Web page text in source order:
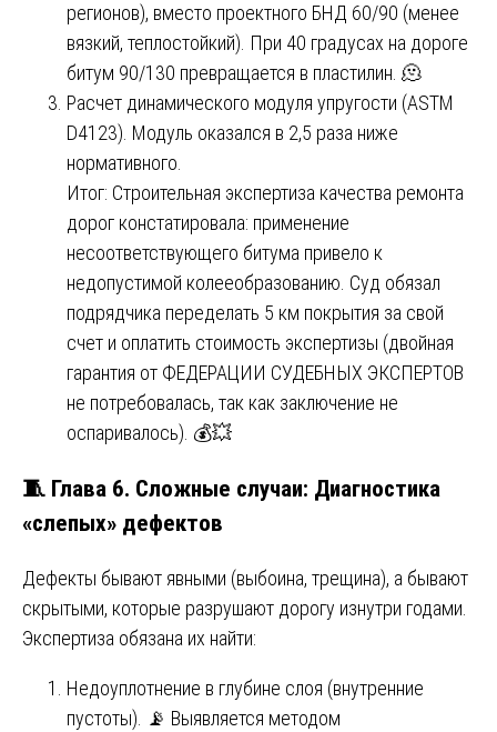
регионов), вместо проектного БНД 60/90 (менее
вязкий, теплостойкий). При 40 градусах на дороге
битум 90/130 превращается в пластилин. 🫠
Расчет динамического модуля упругости (ASTM
D4123). Модуль оказался в 2,5 раза ниже
нормативного.
Итог: Строительная экспертиза качества ремонта
дорог констатировала: применение
несоответствующего битума привело к
недопустимой колееобразованию. Суд обязал
подрядчика переделать 5 км покрытия за свой
счет и оплатить стоимость экспертизы (двойная
гарантия от ФЕДЕРАЦИИ СУДЕБНЫХ ЭКСПЕРТОВ
не потребовалась, так как заключение не
оспаривалось). 💰💥
🧵 Глава 6. Сложные случаи: Диагностика
«слепых» дефектов
Дефекты бывают явными (выбоина, трещина), а бывают
скрытыми, которые разрушают дорогу изнутри годами.
Экспертиза обязана их найти:
Недоуплотнение в глубине слоя (внутренние
пустоты). 📡 Выявляется методом